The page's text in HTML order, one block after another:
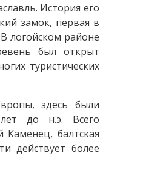
История его
замок, первая в
логойском районе
был открыт
туристических
здесь были
до н.э. Всего
Каменец, балтская
действует более